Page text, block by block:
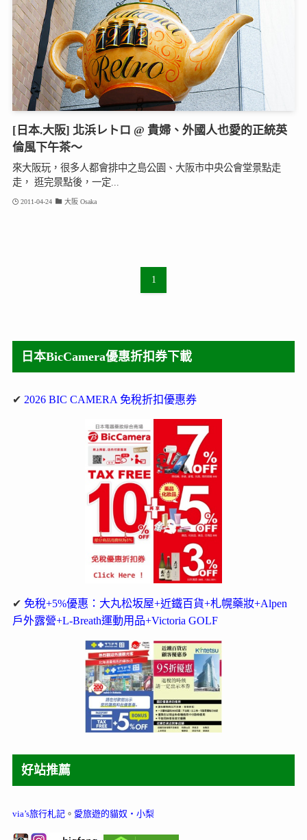
[日本.大阪] 北浜レトロ @ 貴婦、外國人也愛的正統英
倫風下午茶～
來大阪玩，很多人都會排中之島公園、大阪市中央公會堂景點走
走， 逛完景點後，一定...
2011-04-24 大阪 Osaka
1
日本BicCamera優惠折扣券下載
✔ 2026 BIC CAMERA 免稅折扣優惠券
✔ 免稅+5%優惠：大丸松坂屋+近鐵百貨+札幌藥妝+Alpen
戶外露營+L-Breath運動用品+Victoria GOLF
好站推薦
via’s旅行札記。 愛旅遊的貓奴‧小梨